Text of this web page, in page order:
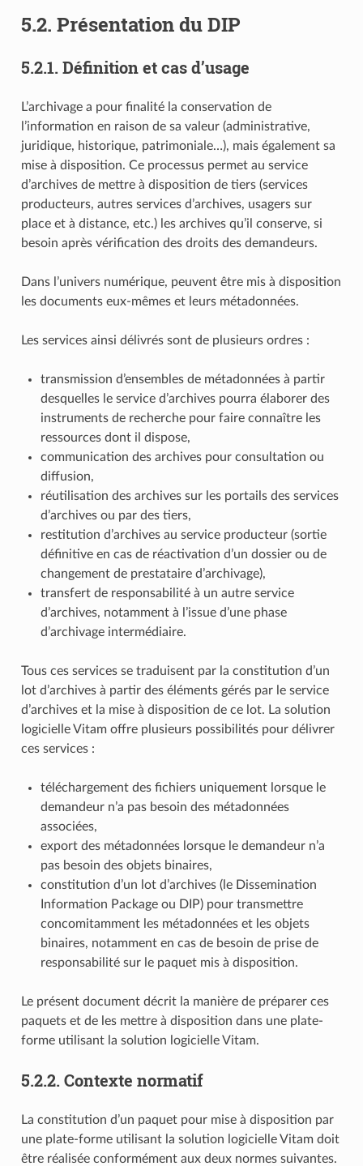
5.2. Présentation du DIP
5.2.1. Définition et cas d’usage
L’archivage a pour finalité la conservation de
l’information en raison de sa valeur (administrative,
juridique, historique, patrimoniale…), mais également sa
mise à disposition. Ce processus permet au service
d’archives de mettre à disposition de tiers (services
producteurs, autres services d’archives, usagers sur
place et à distance, etc.) les archives qu’il conserve, si
besoin après vérification des droits des demandeurs.
Dans l’univers numérique, peuvent être mis à disposition
les documents eux-mêmes et leurs métadonnées.
Les services ainsi délivrés sont de plusieurs ordres :
transmission d’ensembles de métadonnées à partir
desquelles le service d’archives pourra élaborer des
instruments de recherche pour faire connaître les
ressources dont il dispose,
communication des archives pour consultation ou
diffusion,
réutilisation des archives sur les portails des services
d’archives ou par des tiers,
restitution d’archives au service producteur (sortie
définitive en cas de réactivation d’un dossier ou de
changement de prestataire d’archivage),
transfert de responsabilité à un autre service
d’archives, notamment à l’issue d’une phase
d’archivage intermédiaire.
Tous ces services se traduisent par la constitution d’un
lot d’archives à partir des éléments gérés par le service
d’archives et la mise à disposition de ce lot. La solution
logicielle Vitam offre plusieurs possibilités pour délivrer
ces services :
téléchargement des fichiers uniquement lorsque le
demandeur n’a pas besoin des métadonnées
associées,
export des métadonnées lorsque le demandeur n’a
pas besoin des objets binaires,
constitution d’un lot d’archives (le Dissemination
Information Package ou DIP) pour transmettre
concomitamment les métadonnées et les objets
binaires, notamment en cas de besoin de prise de
responsabilité sur le paquet mis à disposition.
Le présent document décrit la manière de préparer ces
paquets et de les mettre à disposition dans une plate-
forme utilisant la solution logicielle Vitam.
5.2.2. Contexte normatif
La constitution d’un paquet pour mise à disposition par
une plate-forme utilisant la solution logicielle Vitam doit
être réalisée conformément aux deux normes suivantes.